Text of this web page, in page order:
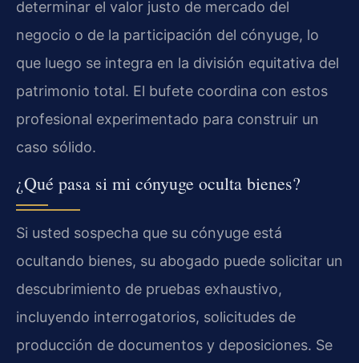
determinar el valor justo de mercado del
negocio o de la participación del cónyuge, lo
que luego se integra en la división equitativa del
patrimonio total. El bufete coordina con estos
profesional experimentado para construir un
caso sólido.
¿Qué pasa si mi cónyuge oculta bienes?
Si usted sospecha que su cónyuge está
ocultando bienes, su abogado puede solicitar un
descubrimiento de pruebas exhaustivo,
incluyendo interrogatorios, solicitudes de
producción de documentos y deposiciones. Se